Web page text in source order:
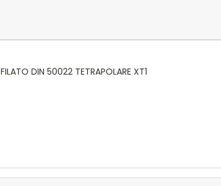
DIN 50022 TETRAPOLARE XT1